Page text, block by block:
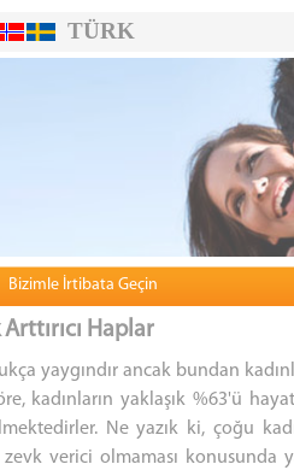
TÜRK
Bizimle İrtibata Geçin
Haplar
yaygındır ancak bundan
kadınların yaklaşık %63'ü
Ne yazık ki, çoğu
zevk verici olmaması konusunda